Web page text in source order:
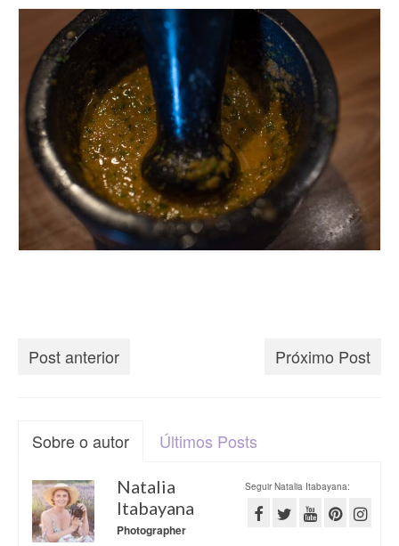
Post anterior Próximo Post
Sobre o autor Últimos Posts
Seguir Natalia Itabayana:
Natalia
Itabayana
Photographer